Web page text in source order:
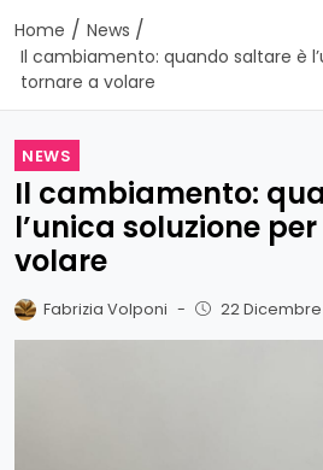
Home / News /
Il cambiamento: quando saltare è
tornare a volare
NEWS
Il cambiamento:
l’unica soluzione
volare
Fabrizia Volponi - 22